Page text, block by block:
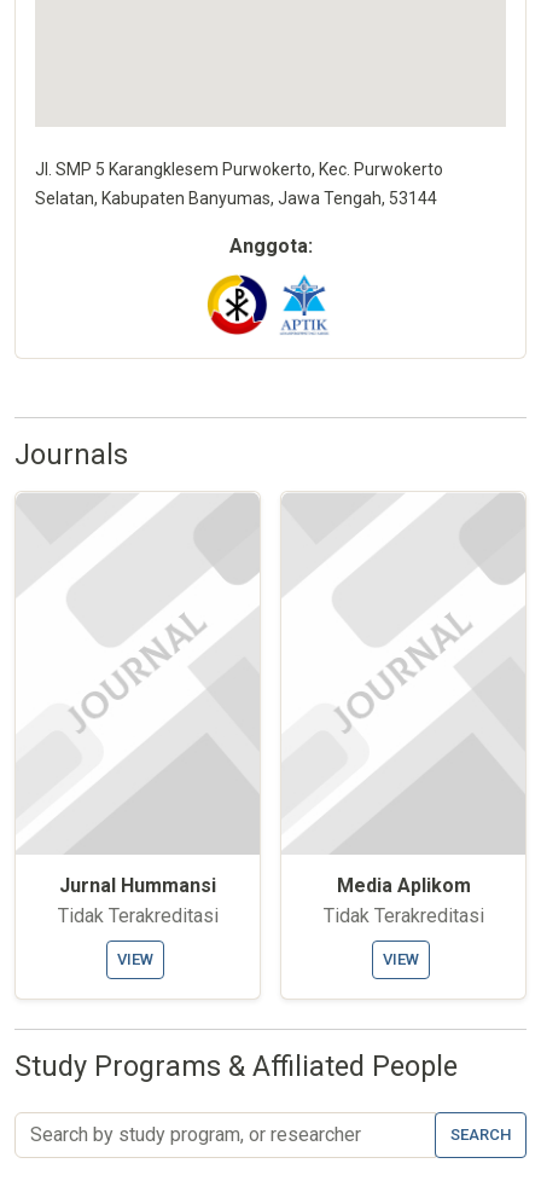
Jl. SMP 5 Karangklesem Purwokerto, Kec. Purwokerto
Selatan, Kabupaten Banyumas, Jawa Tengah, 53144
Anggota:
Journals
Jurnal Hummansi
Tidak Terakreditasi
VIEW
Media Aplikom
Tidak Terakreditasi
VIEW
Study Programs & Affiliated People
SEARCH